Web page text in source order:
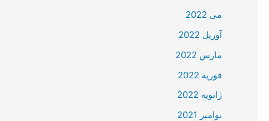
می 2022
آوریل 2022
مارس 2022
فوریه 2022
ژانویه 2022
نوامبر 2021